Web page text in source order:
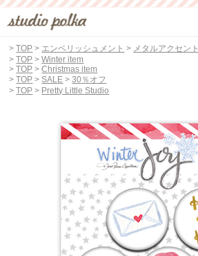
>TOP > エンベリッシュメント > メタルアクセント
>TOP >Winter item
>TOP >Christmas item
>TOP > SALE >30％オフ
>TOP > Pretty Little Studio